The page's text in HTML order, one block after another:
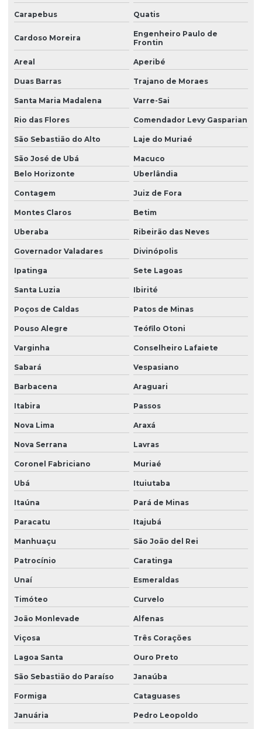
Peças para limpador de parabrisa
Pivo do limpador de parabrisa
Representante de palhetas automotivas
Suporte limpador de parabrisa
Suporte limpador de parabrisa comprar
Carapebus Quatis
Cardoso Moreira
Engenheiro Paulo de
Frontin
Areal Aperibé
Duas Barras Trajano de Moraes
Santa Maria Madalena Varre-Sai
Rio das Flores Comendador Levy Gasparian
São Sebastião do Alto Laje do Muriaé
São José de Ubá
Macuco
Belo Horizonte
Uberlândia
Contagem Juiz de Fora
Montes Claros Betim
Uberaba Ribeirão das Neves
Governador Valadares Divinópolis
Ipatinga Sete Lagoas
Santa Luzia Ibirité
Poços de Caldas Patos de Minas
Pouso Alegre Teófilo Otoni
Varginha Conselheiro Lafaiete
Sabará Vespasiano
Barbacena Araguari
Itabira Passos
Nova Lima Araxá
Nova Serrana Lavras
Coronel Fabriciano Muriaé
Ubá Ituiutaba
Itaúna Pará de Minas
Paracatu Itajubá
Manhuaçu São João del Rei
Patrocínio Caratinga
Unaí Esmeraldas
Timóteo Curvelo
João Monlevade Alfenas
Viçosa Três Corações
Lagoa Santa Ouro Preto
São Sebastião do Paraíso Janaúba
Formiga Cataguases
Januária Pedro Leopoldo